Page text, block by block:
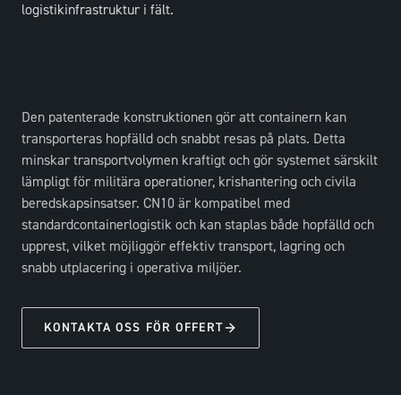
logistikinfrastruktur i fält.
Den patenterade konstruktionen gör att containern kan
transporteras hopfälld och snabbt resas på plats. Detta
minskar transportvolymen kraftigt och gör systemet särskilt
lämpligt för militära operationer, krishantering och civila
beredskapsinsatser. CN10 är kompatibel med
standardcontainerlogistik och kan staplas både hopfälld och
upprest, vilket möjliggör effektiv transport, lagring och
snabb utplacering i operativa miljöer.
KONTAKTA OSS FÖR OFFERT